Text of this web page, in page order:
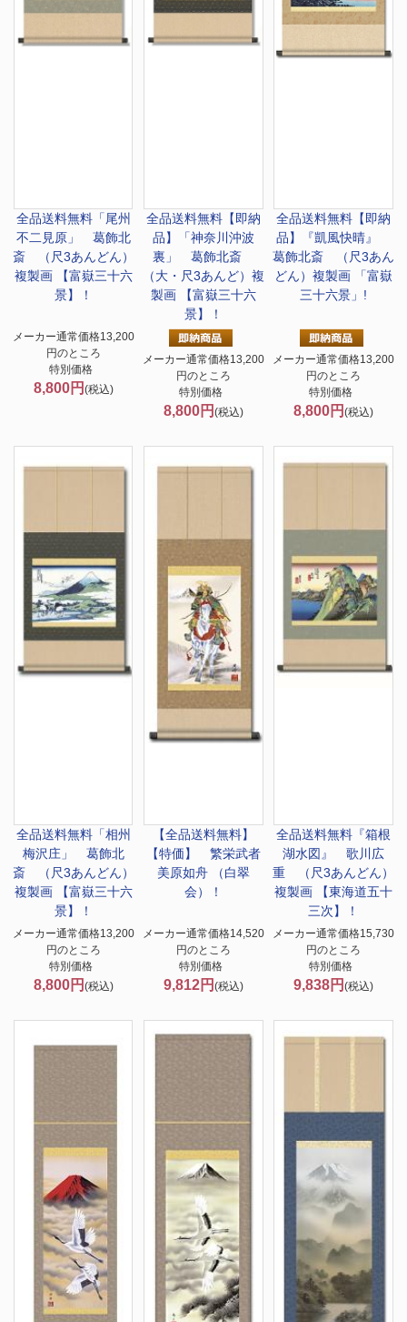
全品送料無料「尾州
不二見原」 葛飾北
斎 （尺3あんどん）
複製画 【富嶽三十六
景】！
メーカー通常価格13,200
円のところ
特別価格
8,800円 (税込)
全品送料無料【即納
品】「神奈川沖波
裏」 葛飾北斎
（大・尺3あんど）複
製画 【富嶽三十六
景】！
メーカー通常価格13,200
円のところ
特別価格
8,800円 (税込)
全品送料無料 【即納
品】『凱風快晴』
葛飾北斎 （尺3あん
どん）複製画 「富嶽
三十六景」!
メーカー通常価格13,200
円のところ
特別価格
8,800円(税込)
全品送料無料「相州
梅沢庄」 葛飾北
斎 （尺3あんどん）
複製画 【富嶽三十六
景】！
メーカー通常価格13,200
円のところ
特別価格
8,800円 (税込)
【全品送料無料】
【特価】 繁栄武者
美原如舟 （白翠
会）！
メーカー通常価格14,520
円のところ
特別価格
9,812円 (税込)
全品送料無料 『箱根
湖水図』 歌川広
重 （尺3あんどん）
複製画 【東海道五十
三次】！
メーカー通常価格15,730
円のところ
特別価格
9,838円(税込)